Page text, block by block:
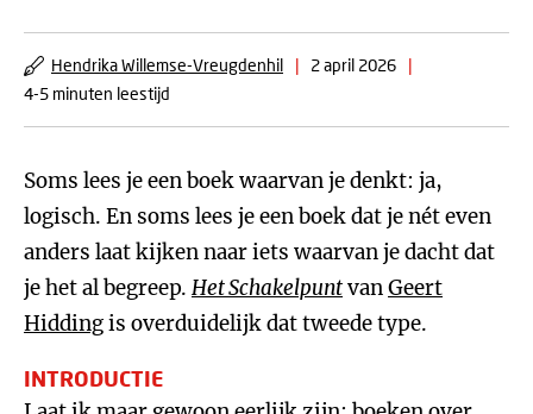
Hendrika Willemse-Vreugdenhil | 2 april 2026
|
4-5 minuten leestijd
Soms lees je een boek waarvan je denkt: ja,
logisch. En soms lees je een boek dat je nét even
anders laat kijken naar iets waarvan je dacht dat
je het al begreep. Het SchakelpuntvanGeert
Hiddingis overduidelijk dat tweede type.
INTRODUCTIE